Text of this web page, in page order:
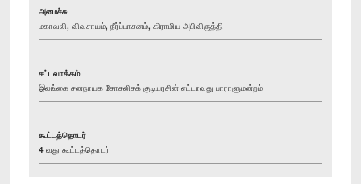
அமைச்சு
மகாவலி, விவசாயம், நீர்ப்பாசனம், கிராமிய அபிவிருத்தி
சட்டவாக்கம்
இலங்கை சனநாயக சோசலிசக் குடியரசின் எட்டாவது பாராளுமன்றம்
கூட்டத்தொடர்
4 வது கூட்டத்தொடர்